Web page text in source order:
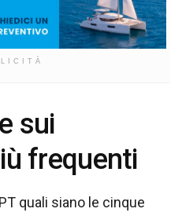
sui
frequenti
quali siano le cinque